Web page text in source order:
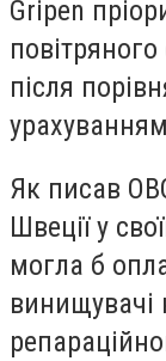
Gripen
після
Як писав
Швеції у
могла б
винищувачі